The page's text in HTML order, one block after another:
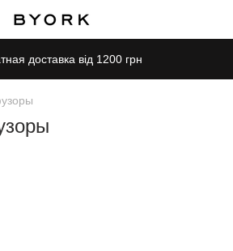
доставка від 1200 грн